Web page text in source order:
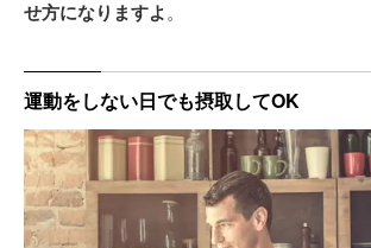
せ方になりますよ。
運動をしない日でも摂取してOK